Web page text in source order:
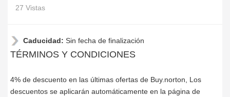
27 Vistas
Caducidad: Sin fecha de finalización
TÉRMINOS Y CONDICIONES
4% de descuento en las últimas ofertas de Buy.norton, Los
descuentos se aplicarán automáticamente en la página de